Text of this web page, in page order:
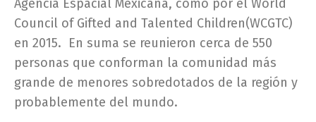
Agencia Espacial Mexicana, como por el World
Council of Gifted and Talented Children(WCGTC)
en 2015. En suma se reunieron cerca de 550
personas que conforman la comunidad más
grande de menores sobredotados de la región y
probablemente del mundo.